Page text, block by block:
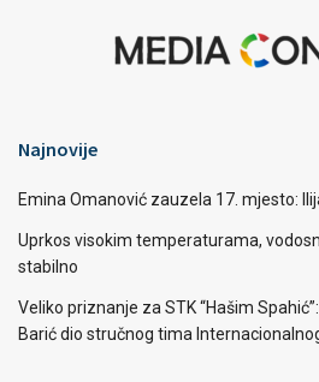
Najnovije
Emina Omanović zauzela 17. mjesto:
Uprkos visokim temperaturama,
stabilno
Veliko priznanje za STK “Hašim
Barić dio stručnog tima